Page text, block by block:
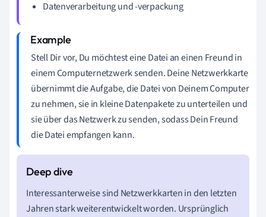
Datenverarbeitung und -verpackung
Stell Dir vor, Du möchtest eine Datei an einen Freund in
einem Computernetzwerk senden. Deine Netzwerkkarte
übernimmt die Aufgabe, die Datei von Deinem Computer
zu nehmen, sie in kleine Datenpakete zu unterteilen und
sie über das Netzwerk zu senden, sodass Dein Freund
die Datei empfangen kann.
Interessanterweise sind Netzwerkkarten in den letzten
Jahren stark weiterentwickelt worden. Ursprünglich